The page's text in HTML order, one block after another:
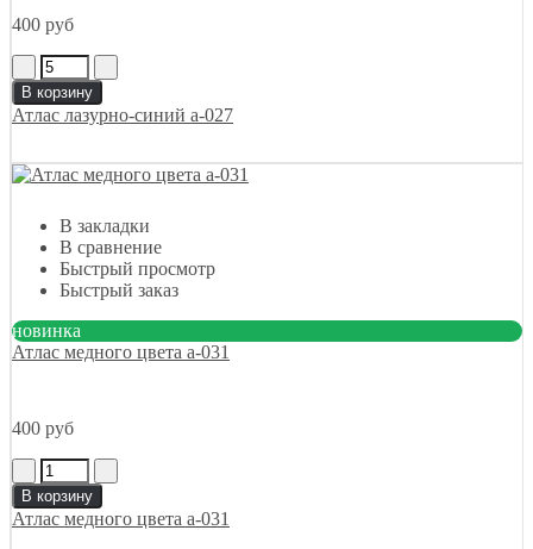
400 руб
В корзину
Атлас лазурно-синий а-027
В закладки
В сравнение
Быстрый просмотр
Быстрый заказ
новинка
Атлас медного цвета а-031
400 руб
В корзину
Атлас медного цвета а-031